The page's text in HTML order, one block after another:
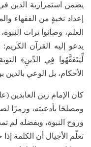
يضمن استمرارية الدين
إعداد نخبةٍ من الفقهاء
العلم، وصانوا تراث
يدعو إليه القرآن
الأحكام، بل الوعي بالدين
كان الإمام زين العابدين
ومصلحًا بأدعيته، ورمزًا
وروح النبوة، وبفضله لم
تعلّم الأجيال أن الكلمة